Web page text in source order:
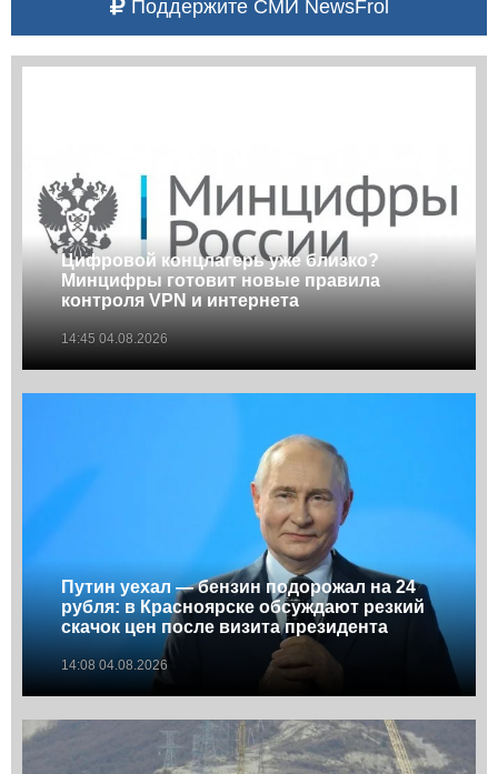
Поддержите СМИ NewsFrol
Цифровой концлагерь уже близко?
Минцифры готовит новые правила
контроля VPN и интернета
14:45 04.08.2026
Путин уехал — бензин подорожал на 24
рубля: в Красноярске обсуждают резкий
скачок цен после визита президента
14:08 04.08.2026